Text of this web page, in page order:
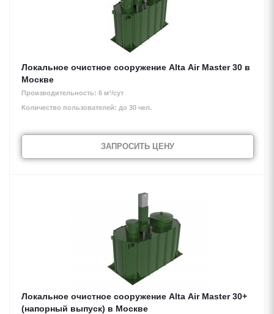
Локальное очистное сооружение Alta Air Master 30 в
Москве
Производительность: 6 м³/сут
Количество пользователей: до 30 чел.
ЗАПРОСИТЬ ЦЕНУ
Локальное очистное сооружение Alta Air Master 30+
(напорный выпуск) в Москве